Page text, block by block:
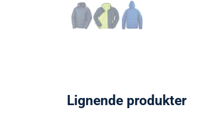
Lignende produkter